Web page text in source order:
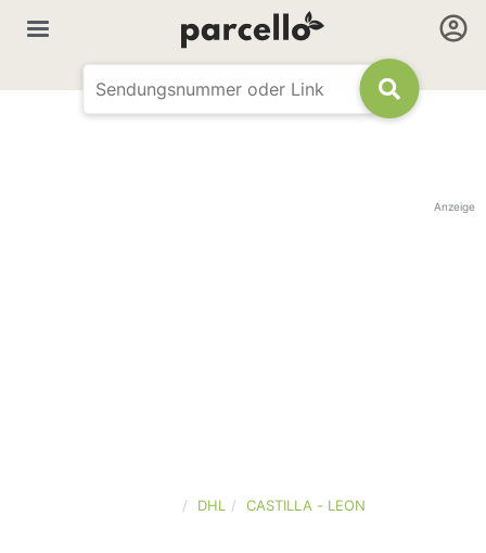
Anzeige
DHL CASTILLA - LEON